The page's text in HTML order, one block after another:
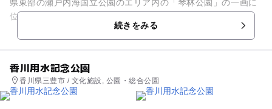
県東部の瀬戸内海国立公園のエリア内の「琴林公園」の一画に
位置します。周辺は江戸時代には、年貢米の積み出し港となっ
ていた津田港を中心に栄え...続きをみる
香川用水記念公園
香川県三豊市 / 文化施設, 公園・総合公園